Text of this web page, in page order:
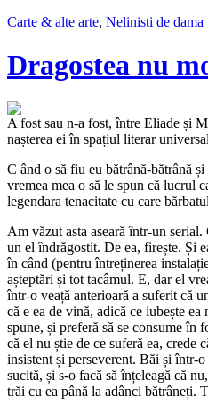
Carte & alte arte, Nelinisti de dama
Dragostea nu
A fost sau n-a fost, între Eliade și
nașterea ei în spațiul literar
C ând o să fiu eu bătrână-bătrână
vremea mea o să le spun că lucrul
legendara tenacitate cu care
Am văzut asta aseară într-un
un el îndrăgostit. De ea, firește. Și
în când (pentru întreținerea
așteptări și tot tacâmul. E, dar el
într-o veață anterioară a suferit că
că e ea de vină, adică ce iubește
spune, și preferă să se consume în
că el nu știe de ce suferă ea, crede
insistent și perseverent. Băi și într-
sucită, și s-o facă să înțeleagă că
trăi cu ea până la adânci bătrâneți.